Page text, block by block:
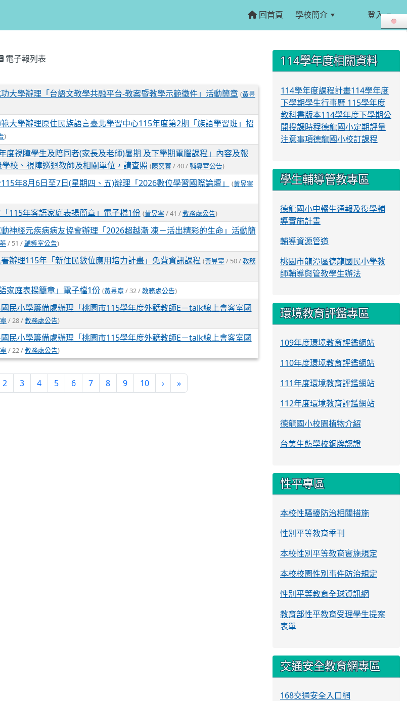
回首頁 學校簡介 登入
電子報列表
大學辦理「台語文教學共融平台-教案暨教學示範徵件」活動簡章 (黃昱
大學辦理原住民族語言臺北學習中心115年度第2期「族語學習班」招
)
度視障學生及陪同者(家長及老師)暑期 及下學期電腦課程」內容及報
校、視障巡迴教師及相關單位，請查照 (陳奕蓁/ 40 /輔導室公告)
年8月6日至7日(星期四、五)辦理「2026數位學習國際論壇」 (黃昱寧
115年客語家庭表揚簡章」電子檔1份 (黃昱寧 / 41 /教務處公告)
神經元疾病病友協會辦理「2026超越漸 凍－活出精彩的生命」活動簡
/ 51 /輔導室公告)
辦理115年「新住民數位應用培力計畫」免費資訊課程 (黃昱寧 / 50 /教務
家庭表揚簡章」電子檔1份 (黃昱寧 / 32 /教務處公告)
民小學籌備處辦理「桃園市115學年度外籍教師E－talk線上會客室國
/ 28 /教務處公告)
民小學籌備處辦理「桃園市115學年度外籍教師E－talk線上會客室國
/ 22 /教務處公告)
2 3 4 5 6 7 8 9 10 › »
::: 114學年度相關資料
114學年度課程計畫114學年度
下學期學生行事曆 115學年度
教科書版本114學年度下學期公
開授課時程德龍國小定期評量
注意事項德龍國小校訂課程
學生輔導管教專區
德龍國小中輟生通報及復學輔
導實施計畫
輔導資源管道
桃園市龍潭區德龍國民小學教
師輔導與管教學生辦法
環境教育評鑑專區
109年度環境教育評鑑網站
110年度環境教育評鑑網站
111年度環境教育評鑑網站
112年度環境教育評鑑網站
德龍國小校園植物介紹
台美生態學校銅牌認證
性平專區
本校性騷擾防治相關措施
性別平等教育季刊
本校性別平等教育實施規定
本校校園性別事件防治規定
性別平等教育全球資訊網
教育部性平教育受理學生提案
表單
交通安全教育網專區
168交通安全入口網